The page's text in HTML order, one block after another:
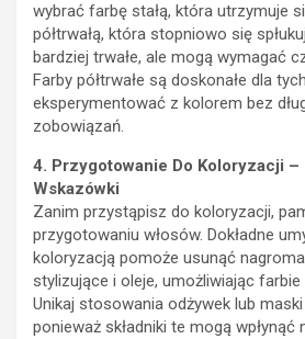
wybrać farbę stałą, która utrzymuje
półtrwałą, która stopniowo się
bardziej trwałe, ale mogą wymagać
Farby półtrwałe są doskonałe dla
eksperymentować z kolorem bez
zobowiązań.
4. Przygotowanie Do Koloryzacji –
Wskazówki
Zanim przystąpisz do koloryzacji,
przygotowaniu włosów. Dokładne
koloryzacją pomoże usunąć
stylizujące i oleje, umożliwiając farbie
Unikaj stosowania odżywek lub
ponieważ składniki te mogą wpłynąć